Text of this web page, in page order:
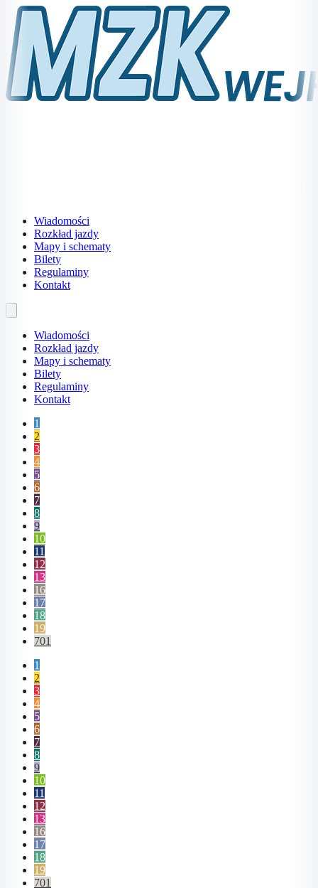
Wiadomości
Rozkład jazdy
Mapy i schematy
Bilety
Regulaminy
Kontakt
Wiadomości
Rozkład jazdy
Mapy i schematy
Bilety
Regulaminy
Kontakt
1
2
3
4
5
6
7
8
9
10
11
12
13
16
17
18
19
701
1
2
3
4
5
6
7
8
9
10
11
12
13
16
17
18
19
701